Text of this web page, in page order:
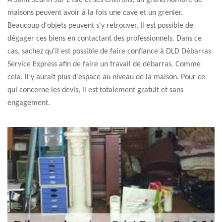
maisons peuvent avoir à la fois une cave et un grenier.
Beaucoup d'objets peuvent s'y retrouver. Il est possible de
dégager ces biens en contactant des professionnels. Dans ce
cas, sachez qu'il est possible de faire confiance à DLD Débarras
Service Express afin de faire un travail de débarras. Comme
cela, il y aurait plus d'espace au niveau de la maison. Pour ce
qui concerne les devis, il est totalement gratuit et sans
engagement.